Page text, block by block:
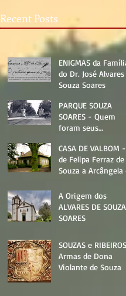
Recent Posts
ENIGMAS da
do Dr. José Alvares
Souza Soares
PARQUE SOUZA
SOARES - Quem
foram seus
CASA DE VALBOM -
de Felipa Ferraz de
Souza a Arcângela
A Origem dos
ALVARES DE SOUZA
SOARES
SOUZAS e RIBEIROS
Armas de Dona
Violante de Souza